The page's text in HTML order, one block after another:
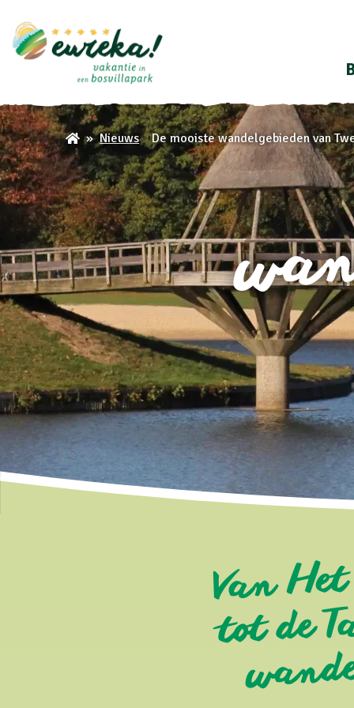
Nieuws De mooiste wandelgebieden van
Van
tot de